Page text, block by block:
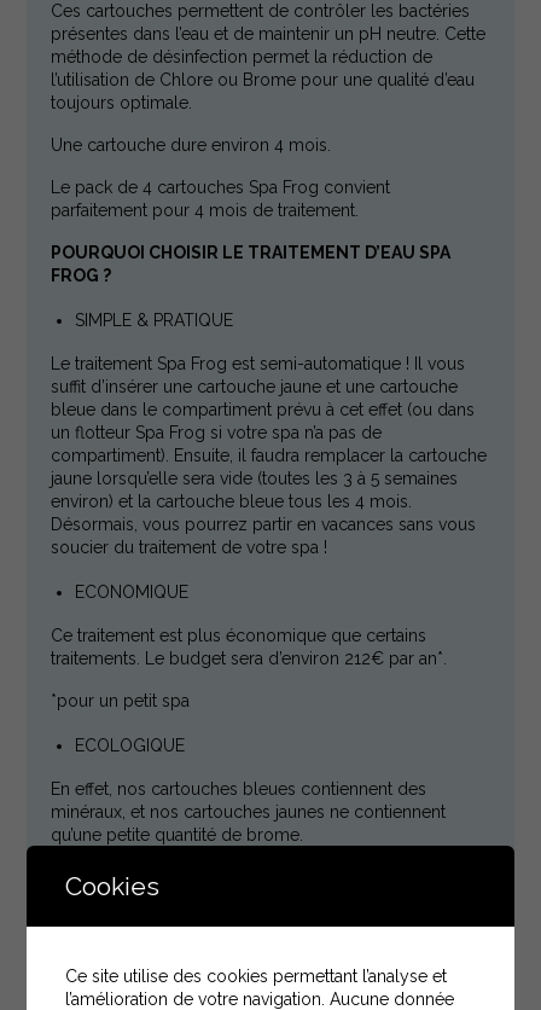
Ces cartouches permettent de contrôler les bactéries
présentes dans l’eau et de maintenir un pH neutre. Cette
méthode de désinfection permet la réduction de
l’utilisation de Chlore ou Brome pour une qualité d’eau
toujours optimale.
Une cartouche dure environ 4 mois.
Le pack de 4 cartouches Spa Frog convient
parfaitement pour 4 mois de traitement.
POURQUOI CHOISIR LE TRAITEMENT D’EAU SPA
FROG ?
SIMPLE & PRATIQUE
Le traitement Spa Frog est semi-automatique ! Il vous
suffit d’insérer une cartouche jaune et une cartouche
bleue dans le compartiment prévu à cet effet (ou dans
un flotteur Spa Frog si votre spa n’a pas de
compartiment). Ensuite, il faudra remplacer la cartouche
jaune lorsqu’elle sera vide (toutes les 3 à 5 semaines
environ) et la cartouche bleue tous les 4 mois.
Désormais, vous pourrez partir en vacances sans vous
soucier du traitement de votre spa !
ECONOMIQUE
Ce traitement est plus économique que certains
traitements. Le budget sera d’environ 212€ par an*.
*pour un petit spa
ECOLOGIQUE
En effet, nos cartouches bleues contiennent des
minéraux, et nos cartouches jaunes ne contiennent
qu’une petite quantité de brome.
Produits relatifs
Cookies
Ce site utilise des cookies permettant l’analyse et
l’amélioration de votre navigation. Aucune donnée